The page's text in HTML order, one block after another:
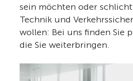
sein möchten oder
Technik und
wollen: Bei uns finden Sie
die Sie weiterbringen.